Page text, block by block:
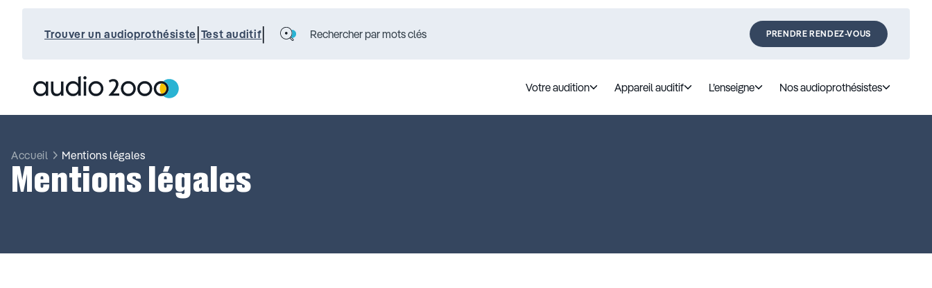
Trouver un audioprothésiste|Test auditif| PRENDRE RENDEZ-VOUS
Votre audition Appareil auditif L’enseigne Nos audioprothésistes
Accueil Mentions légales
Mentions légales